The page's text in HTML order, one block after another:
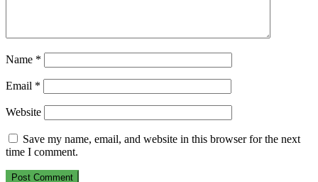
Name *
Email *
Website
Save my name, email, and website in this browser for the next
time I comment.